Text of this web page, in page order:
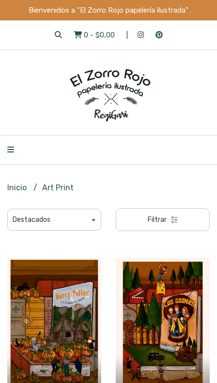
Bienvenidos a "El Zorro Rojo papelería ilustrada"
0 - $0,00
Inicio Art Print
Filtrar